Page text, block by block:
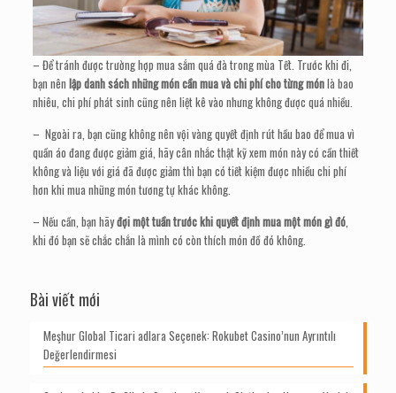
– Để tránh được trường hợp mua sắm quá đà trong mùa Tết. Trước khi đi,
bạn nênlập danh sách những món cần mua và chi phí cho từng mónlà bao
nhiêu, chi phí phát sinh cũng nên liệt kê vào nhưng không được quá nhiều.
– Ngoài ra, bạn cũng không nên vội vàng quyết định rút hầu bao để mua vì
quần áo đang được giảm giá, hãy cân nhắc thật kỹ xem món này có cần thiết
không và liệu với giá đã được giảm thì bạn có tiết kiệm được nhiều chi phí
hơn khi mua những món tương tự khác không.
– Nếu cần, bạn hãyđợi một tuần trước khi quyết định mua một món gì đó,
khi đó bạn sẽ chắc chắn là mình có còn thích món đồ đó không.
Bài viết mới
Meşhur Global Ticari adlara Seçenek: Rokubet Casino’nun Ayrıntılı
Değerlendirmesi